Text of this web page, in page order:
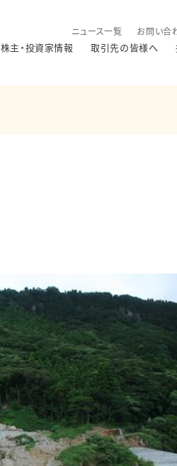
ニュース一覧 お問い合
株主・投資家情報 取引先の皆様へ